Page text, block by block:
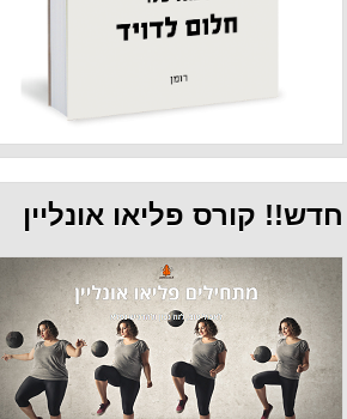
פליאו אונליין